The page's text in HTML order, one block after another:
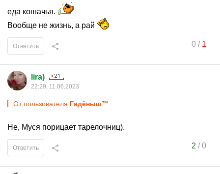
еда кошачья.
Вообще не жизнь, а рай
0/ 1
Ответить
lira)
22:29, 11.06.2023
От пользователя Гадёныш™
Не, Муся порицает тарелочниц).
2 /0
Ответить